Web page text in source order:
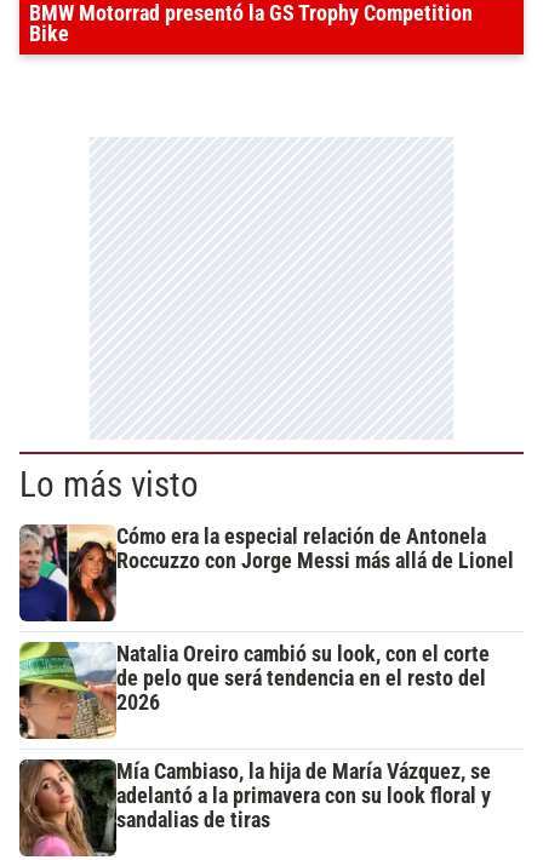
BMW Motorrad presentó la GS Trophy Competition
Bike
Lo más visto
Cómo era la especial relación de Antonela
Roccuzzo con Jorge Messi más allá de Lionel
Natalia Oreiro cambió su look, con el corte
de pelo que será tendencia en el resto del
2026
Mía Cambiaso, la hija de María Vázquez, se
adelantó a la primavera con su look floral y
sandalias de tiras